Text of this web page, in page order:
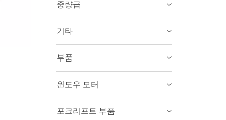
중량급
기타
부품
윈도우 모터
포크리프트 부품